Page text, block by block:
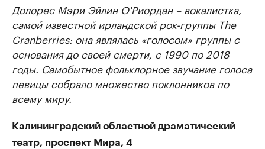
Долорес Мэри Эйлин О'Риордан – вокалистка,
самой известной ирландской рок-группы The
Cranberries: она являлась «голосом» группы с
основания до своей смерти, с 1990 по 2018
годы. Самобытное фольклорное звучание голоса
певицы собрало множество поклонников по
всему миру.
Калининградский областной драматический
театр, проспект Мира, 4